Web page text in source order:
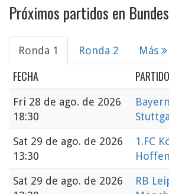
Próximos partidos en
Ronda 1 Ronda 2 Más
FECHA PARTIDO
Fri 28 de ago. de 2026
18:30
Sat 29 de ago. de 2026
13:30
1.FC
Sat 29 de ago. de 2026
RB